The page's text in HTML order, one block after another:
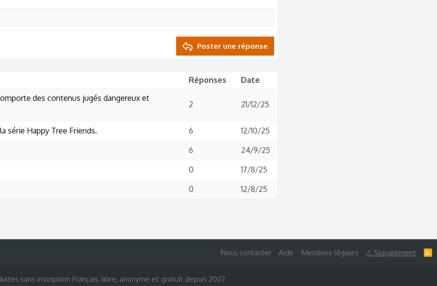
Poster une réponse
Réponses
Date
des contenus jugés dangereux et
2 21/12/25
série Happy Tree Friends. 6
12/10/25
6
24/9/25
0
17/8/25
0 12/8/25
Nous contacter Aide Mentions légales ⚠ Signalement
R
sans inscription Français, libre, anonyme et gratuit depuis 2007